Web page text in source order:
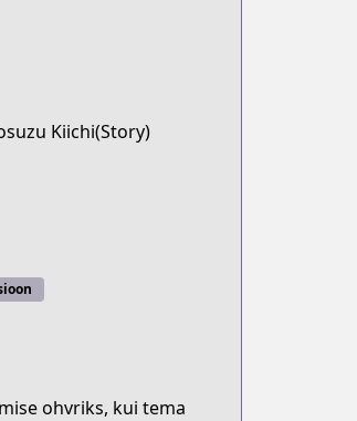
Kiichi(Story)
ohvriks, kui tema